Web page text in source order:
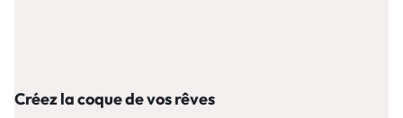
Créez la coque de vos rêves